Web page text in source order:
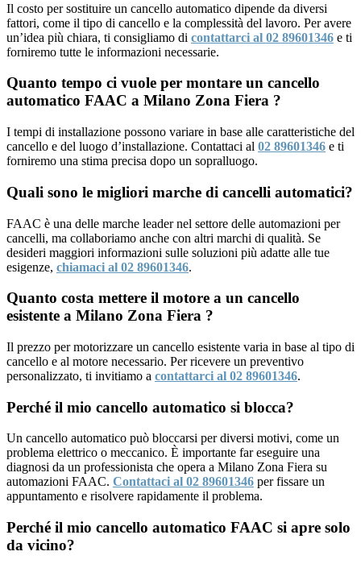
Il costo per sostituire un cancello automatico dipende da diversi
fattori, come il tipo di cancello e la complessità del lavoro. Per avere
un’idea più chiara, ti consigliamo di contattarci al 02 89601346 e ti
forniremo tutte le informazioni necessarie.
Quanto tempo ci vuole per montare un cancello
automatico FAAC a Milano Zona Fiera ?
I tempi di installazione possono variare in base alle caratteristiche del
cancello e del luogo d’installazione. Contattaci al 02 89601346 e ti
forniremo una stima precisa dopo un sopralluogo.
Quali sono le migliori marche di cancelli automatici?
FAAC è una delle marche leader nel settore delle automazioni per
cancelli, ma collaboriamo anche con altri marchi di qualità. Se
desideri maggiori informazioni sulle soluzioni più adatte alle tue
esigenze, chiamaci al 02 89601346.
Quanto costa mettere il motore a un cancello
esistente a Milano Zona Fiera ?
Il prezzo per motorizzare un cancello esistente varia in base al tipo di
cancello e al motore necessario. Per ricevere un preventivo
personalizzato, ti invitiamo a contattarci al 02 89601346.
Perché il mio cancello automatico si blocca?
Un cancello automatico può bloccarsi per diversi motivi, come un
problema elettrico o meccanico. È importante far eseguire una
diagnosi da un professionista che opera a Milano Zona Fiera su
automazioni FAAC. Contattaci al 02 89601346 per fissare un
appuntamento e risolvere rapidamente il problema.
Perché il mio cancello automatico FAAC si apre solo
da vicino?